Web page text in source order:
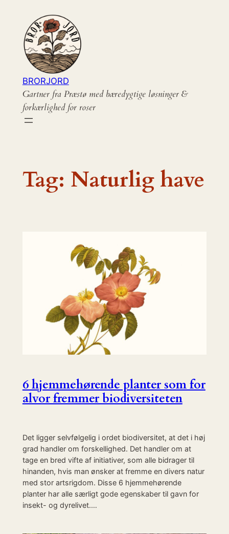
indhold
BRORJORD
Gartner fra Præstø med bæredygtige løsninger &
forkærlighed for roser
Tag: Naturlig have
6 hjemmehørende planter som for
alvor fremmer biodiversiteten
Det ligger selvfølgelig i ordet biodiversitet, at det i høj
grad handler om forskellighed. Det handler om at
tage en bred vifte af initiativer, som alle bidrager til
hinanden, hvis man ønsker at fremme en divers natur
med stor artsrigdom. Disse 6 hjemmehørende
planter har alle særligt gode egenskaber til gavn for
insekt- og dyrelivet.…